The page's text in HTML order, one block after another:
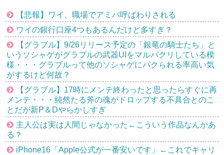
【悲報】ワイ、職場でアミバ呼ばわりされる
ワイの銀行口座4つもあるんだけど多すぎ？
【グラブル】9/26リリース予定の「銀竜の騎士たち」と
いうソシャゲがグラブルの武器UIをマルパクリしている模
様・・・グラブルって他のソシャゲにパクられる率高い気
がするけど何故？
【グラブル】17時にメンテ終わったと思ったらすぐに再
メンテ・・・純然たる斧の魂がドロップする不具合とのこ
とだが新P＆Dやらかしすぎ
主人公は実は人間じゃなかった←こういう作品なんかあ
る？
iPhone16「Apple公式が一番安いです」←これでキャリ